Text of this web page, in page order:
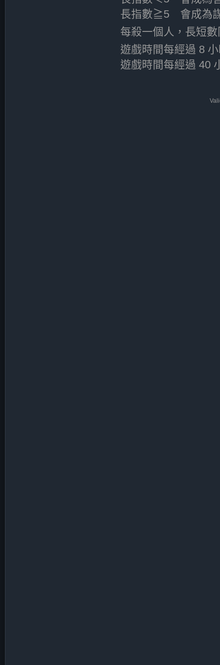
長指數≧5 會成為
每殺一個人，長短
遊戲時間每經過 8
遊戲時間每經過 40